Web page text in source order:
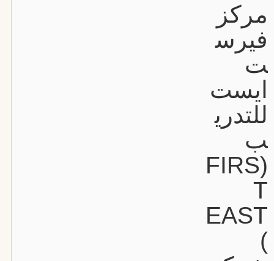
مركز
فيرس
ت
ايست
للتدري
ب
(FIRS
T
EAST
)